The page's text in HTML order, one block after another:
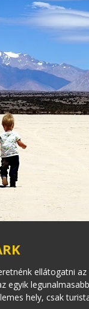
ellátogatni
egyik
hely, csak